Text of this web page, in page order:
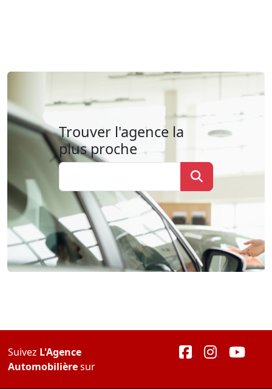
Trouver l'agence la
plus proche
Suivez L'Agence
Automobilièresur